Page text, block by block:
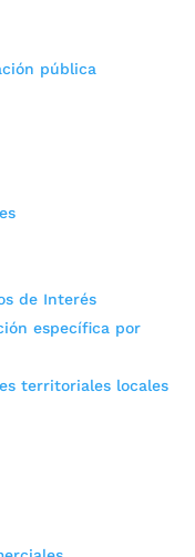
pública
de Interés
específica por
territoriales locales
de lactancia
Noticias
salas de lactancia
o realicen trámites
Bucaramanga.
este espacio.